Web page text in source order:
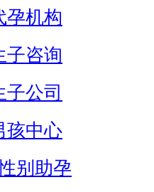
孕机构
子咨询
公司
孩中心
别助孕